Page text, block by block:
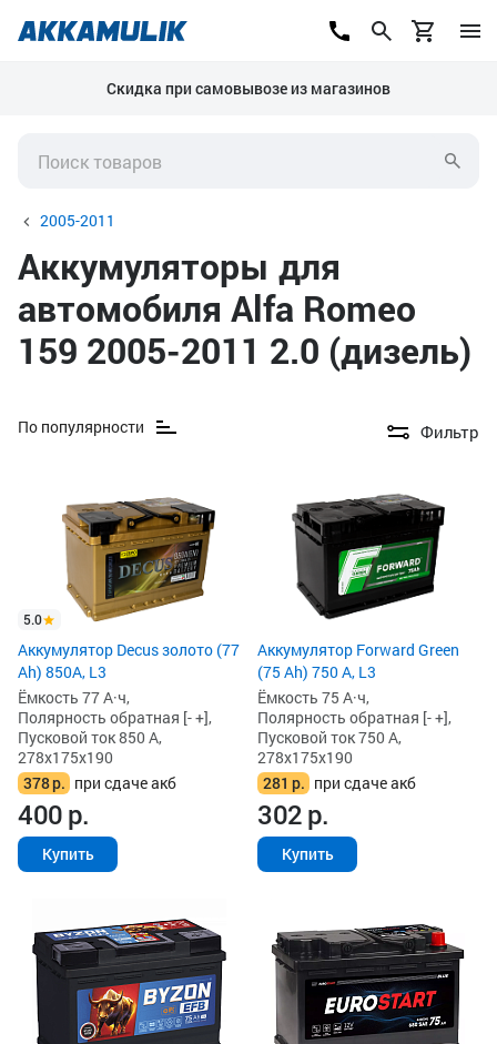
Скидка при самовывозе из магазинов
2005-2011
Аккумуляторы для
автомобиля Alfa Romeo
159 2005-2011 2.0 (дизель)
По популярности Фильтр
5.0
Аккумулятор Decus золото (77
Ah) 850А, L3
Ёмкость 77 А·ч,
Полярность обратная [- +],
Пусковой ток 850 А,
278x175x190
378р. при сдаче акб
400р.
Купить
Аккумулятор Forward Green
(75 Ah) 750 А, L3
Ёмкость 75 А·ч,
Полярность обратная [- +],
Пусковой ток 750 А,
278x175x190
281 р. при сдаче акб
302р.
Купить